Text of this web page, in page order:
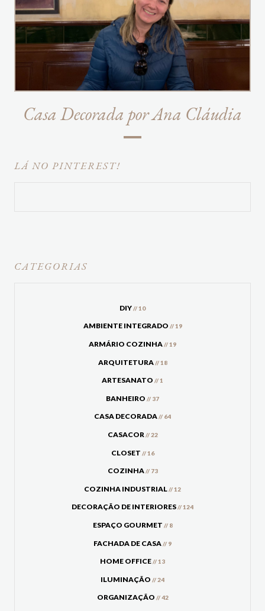
Casa Decorada por Ana Cláudia
LÁ NO PINTEREST!
CATEGORIAS
DIY// 10
AMBIENTE INTEGRADO // 19
ARMÁRIO COZINHA// 19
ARQUITETURA// 18
ARTESANATO // 1
BANHEIRO // 37
CASA DECORADA// 64
CASACOR// 22
CLOSET // 16
COZINHA// 73
COZINHA INDUSTRIAL// 12
DECORAÇÃO DE INTERIORES// 124
ESPAÇO GOURMET // 8
FACHADA DE CASA// 9
HOME OFFICE// 13
ILUMINAÇÃO // 24
ORGANIZAÇÃO // 42